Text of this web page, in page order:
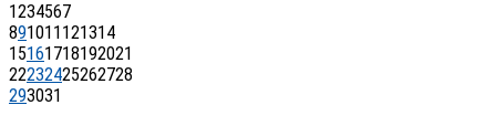
1234567
891011 121314
15161718192021
22232425262728
293031